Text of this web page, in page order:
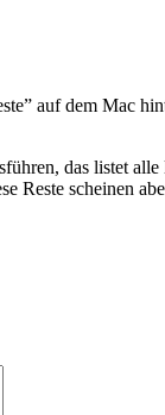
auf dem Mac
das listet
Reste scheinen